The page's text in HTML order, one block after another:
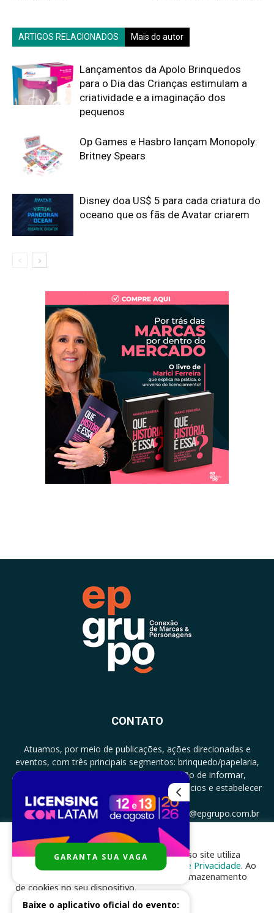
ARTIGOS RELACIONADOS Mais do autor
Lançamentos da Apolo Brinquedos
para o Dia das Crianças estimulam a
criatividade e a imaginação dos
pequenos
Op Games e Hasbro lançam Monopoly:
Britney Spears
Disney doa US$ 5 para cada criatura do
oceano que os fãs de Avatar criarem
CONTATO
Atuamos, por meio de publicações, ações direcionadas e
eventos, com três principais segmentos: brinquedo/papelaria,
licenciamento e zero a três com a missão de informar,
documentar, proporcionar encontro de negócios e estabelecer
parcerias.
CONTATO: +5511994513097 - atendimento@epgrupo.com.br
SIGA-NOS
Para melhor experiência e navegação, nosso site utiliza
cookies, de acordo com a nossa
Política de Privacidade. Ao
clicar em “aceito”, você concorda com o armazenamento
de cookies no seu dispositivo.
GARANTA SUA VAGA
Baixe o aplicativo oficial do evento: